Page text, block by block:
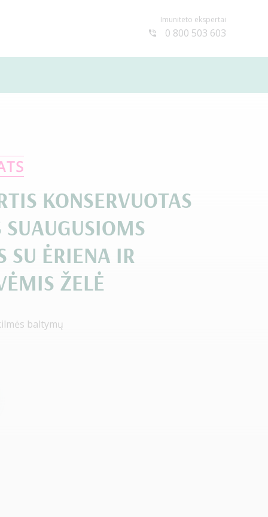
Imuniteto ekspertai
0 800 503 603
KONSERVUOTAS
SUAUGUSIOMS
SU ĖRIENA IR
ŽELĖ
baltymų